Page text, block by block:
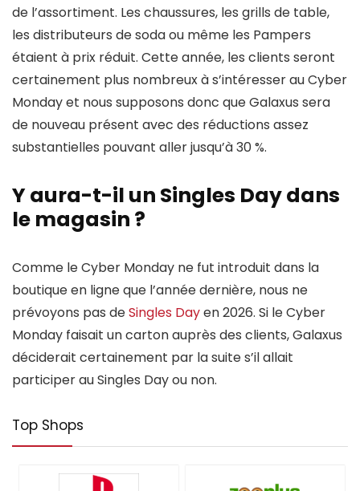
de l’assortiment. Les chaussures, les grills de table,
les distributeurs de soda ou même les Pampers
étaient à prix réduit. Cette année, les clients seront
certainement plus nombreux à s’intéresser au Cyber
Monday et nous supposons donc que Galaxus sera
de nouveau présent avec des réductions assez
substantielles pouvant aller jusqu’à 30 %.
Y aura-t-il un Singles Day dans
le magasin ?
Comme le Cyber Monday ne fut introduit dans la
boutique en ligne que l’année dernière, nous ne
prévoyons pas deSingles Dayen 2026. Si le Cyber
Monday faisait un carton auprès des clients, Galaxus
déciderait certainement par la suite s’il allait
participer au Singles Day ou non.
Top Shops